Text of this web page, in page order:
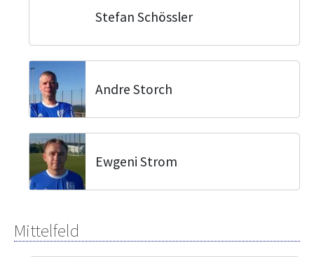
Stefan Schössler
Andre Storch
Ewgeni Strom
Mittelfeld